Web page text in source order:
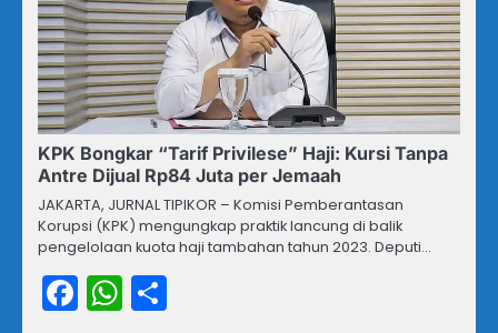
KPK Bongkar “Tarif Privilese” Haji: Kursi Tanpa
Antre Dijual Rp84 Juta per Jemaah
JAKARTA, JURNAL TIPIKOR – Komisi Pemberantasan
Korupsi (KPK) mengungkap praktik lancung di balik
pengelolaan kuota haji tambahan tahun 2023. Deputi…
Facebook
WhatsApp